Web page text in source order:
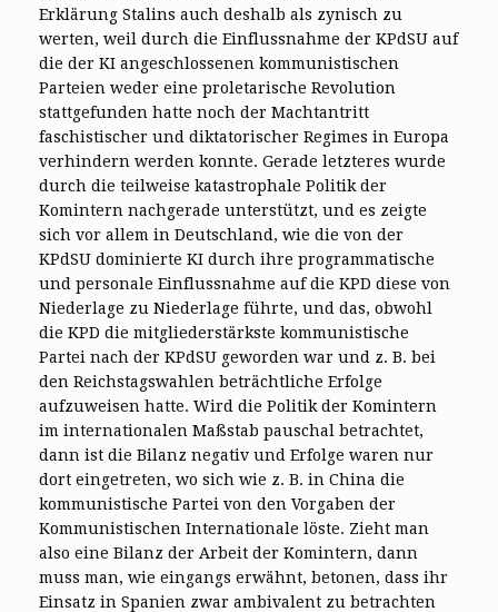
Erklärung Stalins auch deshalb als zynisch zu
werten, weil durch die Einflussnahme der KPdSU auf
die der KI angeschlossenen kommunistischen
Parteien weder eine proletarische Revolution
stattgefunden hatte noch der Machtantritt
faschistischer und diktatorischer Regimes in Europa
verhindern werden konnte. Gerade letzteres wurde
durch die teilweise katastrophale Politik der
Komintern nachgerade unterstützt, und es zeigte
sich vor allem in Deutschland, wie die von der
KPdSU dominierte KI durch ihre programmatische
und personale Einflussnahme auf die KPD diese von
Niederlage zu Niederlage führte, und das, obwohl
die KPD die mitgliederstärkste kommunistische
Partei nach der KPdSU geworden war und z. B. bei
den Reichstagswahlen beträchtliche Erfolge
aufzuweisen hatte. Wird die Politik der Komintern
im internationalen Maßstab pauschal betrachtet,
dann ist die Bilanz negativ und Erfolge waren nur
dort eingetreten, wo sich wie z. B. in China die
kommunistische Partei von den Vorgaben der
Kommunistischen Internationale löste. Zieht man
also eine Bilanz der Arbeit der Komintern, dann
muss man, wie eingangs erwähnt, betonen, dass ihr
Einsatz in Spanien zwar ambivalent zu betrachten